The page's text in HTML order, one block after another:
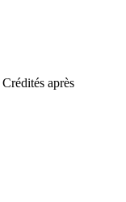
Crédités après